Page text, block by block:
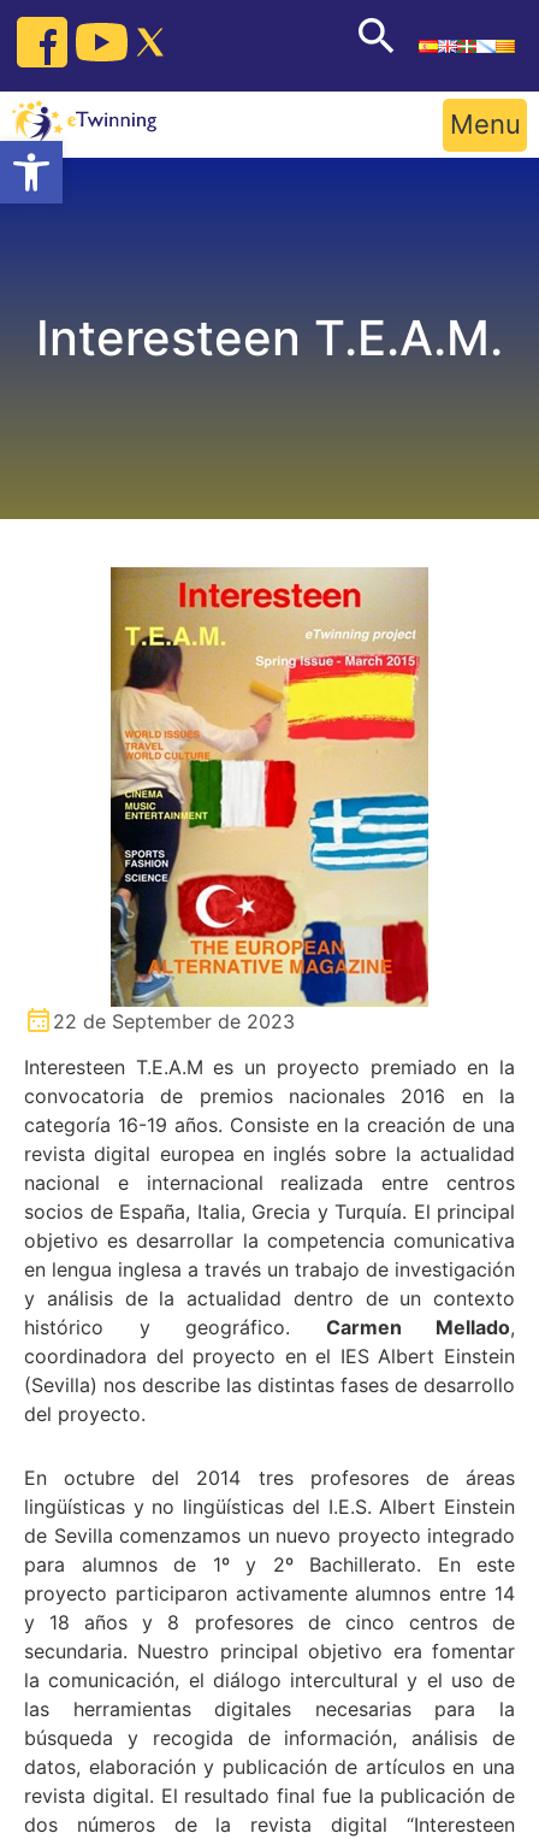
Open toolbar
Skip
content
Menu
Interesteen T.E.A.M.
22 de September de 2023
Interesteen T.E.A.M es un proyecto premiado en la
convocatoria de premios nacionales 2016 en la
categoría 16-19 años. Consiste en la creación de una
revista digital europea en inglés sobre la actualidad
nacional e internacional realizada entre centros
socios de España, Italia, Grecia y Turquía. El principal
objetivo es desarrollar la competencia comunicativa
en lengua inglesa a través un trabajo de investigación
y análisis de la actualidad dentro de un contexto
histórico y geográfico. Carmen Mellado,
coordinadora del proyecto en el IES Albert Einstein
(Sevilla) nos describe las distintas fases de desarrollo
del proyecto.
En octubre del 2014 tres profesores de áreas
lingüísticas y no lingüísticas del I.E.S. Albert Einstein
de Sevilla comenzamos un nuevo proyecto integrado
para alumnos de 1º y 2º Bachillerato. En este
proyecto participaron activamente alumnos entre 14
y 18 años y 8 profesores de cinco centros de
secundaria. Nuestro principal objetivo era fomentar
la comunicación, el diálogo intercultural y el uso de
las herramientas digitales necesarias para la
búsqueda y recogida de información, análisis de
datos, elaboración y publicación de artículos en una
revista digital. El resultado final fue la publicación de
dos números de la revista digital “Interesteen